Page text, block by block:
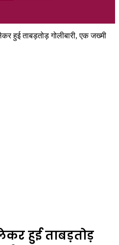
हुई ताबड़तोड़ गोलीबारी, एक जख्मी
हुई ताबड़तोड़